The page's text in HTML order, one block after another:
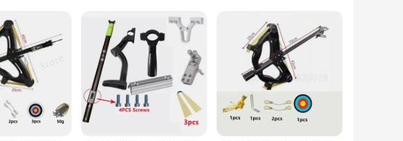
tackle exterior projects. Crafted from a durable high-grade aluminum alloy,
allowing users to achieve precise results every time. Whether
to ensure your measurements are spot-on.